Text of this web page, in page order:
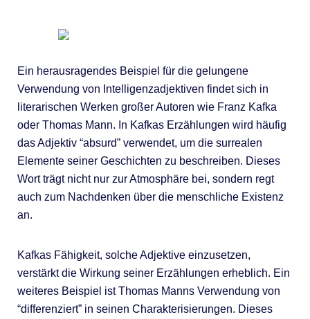
Ein herausragendes Beispiel für die gelungene
Verwendung von Intelligenzadjektiven findet sich in
literarischen Werken großer Autoren wie Franz Kafka
oder Thomas Mann. In Kafkas Erzählungen wird häufig
das Adjektiv “absurd” verwendet, um die surrealen
Elemente seiner Geschichten zu beschreiben. Dieses
Wort trägt nicht nur zur Atmosphäre bei, sondern regt
auch zum Nachdenken über die menschliche Existenz
an.
Kafkas Fähigkeit, solche Adjektive einzusetzen,
verstärkt die Wirkung seiner Erzählungen erheblich. Ein
weiteres Beispiel ist Thomas Manns Verwendung von
“differenziert” in seinen Charakterisierungen. Dieses